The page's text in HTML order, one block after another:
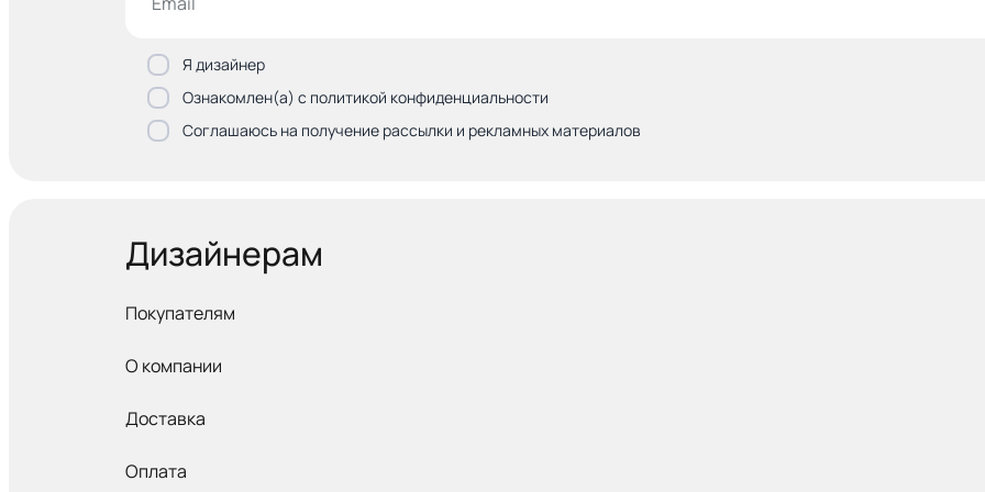
Я дизайнер
Ознакомлен(а) с политикой конфиденциальности
Соглашаюсь на получение рассылки и рекламных материалов
Дизайнерам
Покупателям
О компании
Доставка
Оплата